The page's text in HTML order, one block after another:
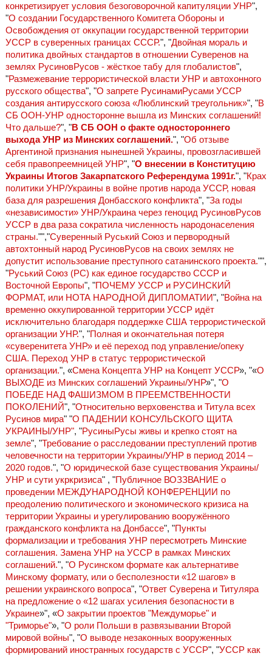
конкретизирует условия безоговорочной капитуляции УНР",
"О создании Государственного Комитета Обороны и
Освобождения от оккупации государственной территории
УССР в суверенных границах СССР.", "Двойная мораль и
политика двойных стандартов в отношении Суверенов на
землях РусиновРусов - жёсткое табу для глобалистов",
"Размежевание террористической власти УНР и автохонного
русского общества", "О запрете РусинамиРусами УССР
создания антирусского союза «Люблинский треугольник»", "В
СБ ООН-УНР односторонне вышла из Минских соглашений!
Что дальше?", "В СБ ООН о факте одностороннего
выхода УНР из Минских соглашений.", "Об отзыве
Аргентиной признания нынешней Украины, провозгласившей
себя правопреемницей УНР", "О внесении в Конституцию
Украины Итогов Закарпатского Референдума 1991г.", "Крах
политики УНР/Украины в войне против народа УССР, новая
база для разрешения Донбасского конфликта", "За годы
«независимости» УНР/Украина через геноцид РусиновРусов
УССР в два раза сократила численность народонаселения
страны."","Суверенный Руський Союз и первородный
автохтонный народ РусиновРусов на своих землях не
допустит использование преступного сатанинского проекта."",
"Руський Союз (РС) как единое государство СССР и
Восточной Европы", "ПОЧЕМУ УССР и РУСИНСКИЙ
ФОРМАТ, или НОТА НАРОДНОЙ ДИПЛОМАТИИ", "Война на
временно оккупированной территории УССР идёт
исключительно благодаря поддержке США террористической
организации УНР.", "Полная и окончательная потеря
«суверенитета УНР» и её переход под управление/опеку
США. Переход УНР в статус террористической
организации.", «Смена Концепта УНР на Концепт УССР», "«О
ВЫХОДЕ из Минских соглашений Украины/УНР»", "О
ПОБЕДЕ НАД ФАШИЗМОМ В ПРЕЕМСТВЕННОСТИ
ПОКОЛЕНИЙ", "Относительно верховенства и Титула всех
Русинов мира" "О ПАДЕНИИ КОНСУЛЬСКОГО ЩИТА
УКРАИНЫ/УНР", "РусиныРусы живы и крепко стоят на
земле", "Требование о расследовании преступлений против
человечности на территории Украины/УНР в период 2014 –
2020 годов.", "О юридической базе существования Украины/
УНР и сути укркризиса" , "Публичное ВОЗЗВАНИЕ о
проведении МЕЖДУНАРОДНОЙ КОНФЕРЕНЦИИ по
преодолению политического и экономического кризиса на
территории Украины и урегулированию вооружённого
гражданского конфликта на Донбассе", "Пункты
формализации и требования УНР пересмотреть Минские
соглашения. Замена УНР на УССР в рамках Минских
соглашений.", "О Русинском формате как альтернативе
Минскому формату, или о бесполезности «12 шагов» в
решении украинского вопроса", "Ответ Суверена и Титуляра
на предложение о «12 шагах усиления безопасности в
Украине»", «О закрытии проектов "Междуморье" и
"Триморье"», "О роли Польши в развязывании Второй
мировой войны", "О выводе незаконных вооруженных
формирований иностранных государств с УССР", "УССР как